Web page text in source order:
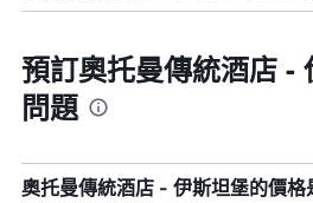
預訂奧托曼傳統酒店 -
問題
奧托曼傳統酒店 - 伊斯坦堡的價格